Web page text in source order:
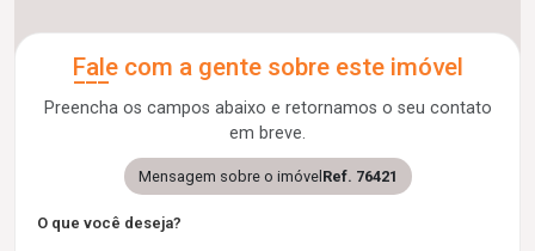
Fale com a gente sobre este imóvel
Preencha os campos abaixo e retornamos o seu contato
em breve.
Mensagem sobre o imóvelRef. 76421
O que você deseja?